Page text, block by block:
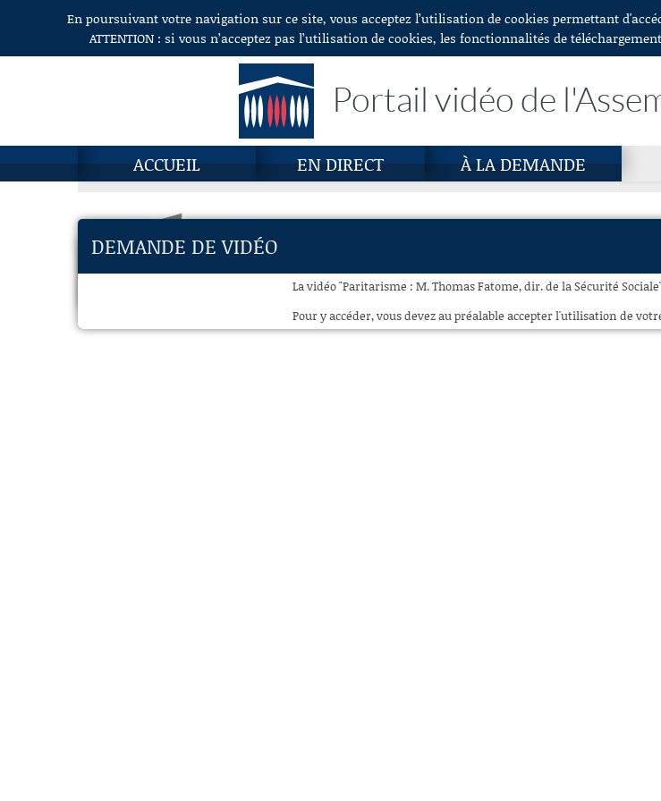
Aller au contenuEn poursuivant votre navigation sur ce site, vous acceptez l’utilisation de cookies permettant
ATTENTION : si vous n’acceptez pas l’utilisation de cookies, les fonctionnalités de
Portail vidéo de
ACCUEIL EN DIRECT À LA DEMANDE
DEMANDE DE VIDÉO
La vidéo "Paritarisme : M. Thomas Fatome, dir. de la Sécurité
Pour y accéder, vous devez au préalable accepter l'utilisation de